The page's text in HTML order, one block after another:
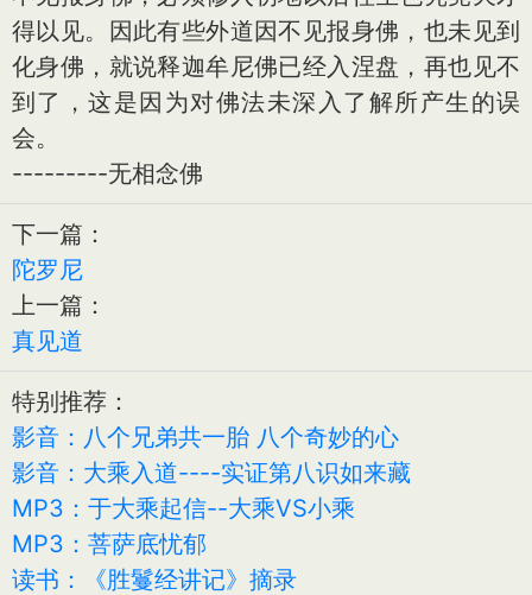
得以见。因此有些外道因不见报身佛，也未见到
化身佛，就说释迦牟尼佛已经入涅盘，再也见不
到了，这是因为对佛法未深入了解所产生的误
会。
---------无相念佛
下一篇：
陀罗尼
上一篇：
真见道
特别推荐：
影音：八个兄弟共一胎 八个奇妙的心
影音：大乘入道----实证第八识如来藏
MP3：于大乘起信--大乘VS小乘
MP3：菩萨底忧郁
读书：《胜鬘经讲记》摘录